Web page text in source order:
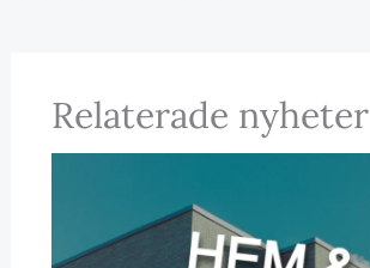
Relaterade nyheter